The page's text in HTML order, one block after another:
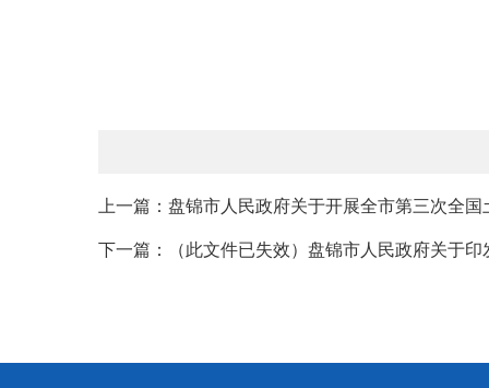
上一篇：盘锦市人民政府关于开展全市第三次全
下一篇：（此文件已失效）盘锦市人民政府关于